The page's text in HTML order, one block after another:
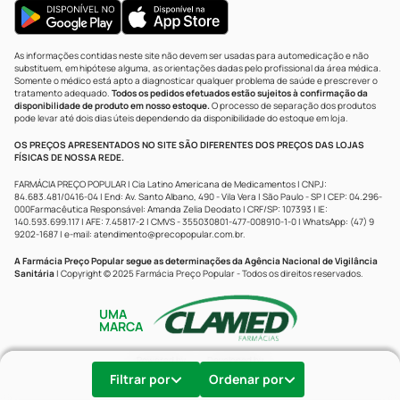
Filtrar por Ordenar por
As informações contidas neste site não devem ser usadas para automedicação e não
substituem, em hipótese alguma, as orientações dadas pelo profissional da área médica.
Somente o médico está apto a diagnosticar qualquer problema de saúde e prescrever o
tratamento adequado. Todos os pedidos efetuados estão sujeitos à confirmação da
disponibilidade de produto em nosso estoque.O processo de separação dos produtos
pode levar até dois dias úteis dependendo da disponibilidade do estoque em loja.
OS PREÇOS APRESENTADOS NO SITE SÃO DIFERENTES DOS PREÇOS DAS LOJAS
FÍSICAS DE NOSSA REDE.
FARMÁCIA PREÇO POPULAR | Cia Latino Americana de Medicamentos | CNPJ:
84.683.481/0416-04 | End: Av. Santo Albano, 490 - Vila Vera | São Paulo - SP | CEP: 04.296-
000Farmacêutica Responsável: Amanda Zelia Deodato | CRF/SP: 107393 | IE:
140.593.699.117 | AFE: 7.45817-2 | CMVS - 355030801-477-008910-1-0 | WhatsApp: (47) 9
9202-1687 | e-mail: atendimento@precopopular.com.br.
A Farmácia Preço Popular segue as determinações da Agência Nacional de Vigilância
Sanitária | Copyright © 2025 Farmácia Preço Popular - Todos os direitos reservados.
UMA
MARCA
Powered by Developed by